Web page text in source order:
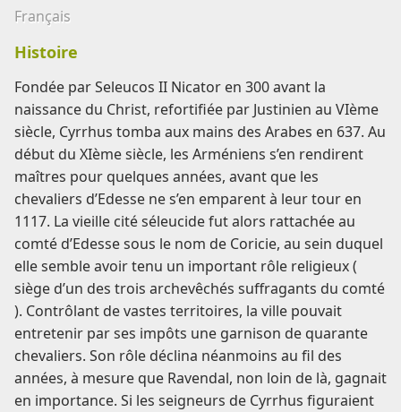
Français
Histoire
Fondée par Seleucos II Nicator en 300 avant la
naissance du Christ, refortifiée par Justinien au VIème
siècle, Cyrrhus tomba aux mains des Arabes en 637. Au
début du XIème siècle, les Arméniens s’en rendirent
maîtres pour quelques années, avant que les
chevaliers d’Edesse ne s’en emparent à leur tour en
1117. La vieille cité séleucide fut alors rattachée au
comté d’Edesse sous le nom de Coricie, au sein duquel
elle semble avoir tenu un important rôle religieux (
siège d’un des trois archevêchés suffragants du comté
). Contrôlant de vastes territoires, la ville pouvait
entretenir par ses impôts une garnison de quarante
chevaliers. Son rôle déclina néanmoins au fil des
années, à mesure que Ravendal, non loin de là, gagnait
en importance. Si les seigneurs de Cyrrhus figuraient